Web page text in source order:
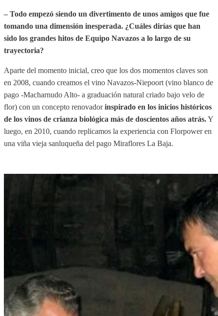
– Todo empezó siendo un divertimento de unos amigos que fue
tomando una dimensión inesperada. ¿Cuáles dirías que han
sido los grandes hitos de Equipo Navazos a lo largo de su
trayectoria?
Aparte del momento inicial, creo que los dos momentos claves son
en 2008, cuando creamos el vino Navazos-Niepoort (vino blanco de
pago -Macharnudo Alto- a graduación natural criado bajo velo de
flor) con un concepto renovadorinspirado en los inicios históricos
de los vinos de crianza biológica más de doscientos años atrás.Y
luego, en 2010, cuando replicamos la experiencia con Florpower en
una viña vieja sanluqueña del pago Miraflores La Baja.